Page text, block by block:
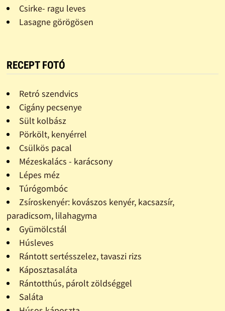
Csirke- ragu leves
Lasagne görögösen
RECEPT FOTÓ
Retró szendvics
Cigány pecsenye
Sült kolbász
Pörkölt, kenyérrel
Csülkös pacal
Mézeskalács - karácsony
Lépes méz
Túrógombóc
Zsíroskenyér: kovászos kenyér, kacsazsír,
paradicsom, lilahagyma
Gyümölcstál
Húsleves
Rántott sertésszelez, tavaszi rizs
Káposztasaláta
Rántotthús, párolt zöldséggel
Saláta